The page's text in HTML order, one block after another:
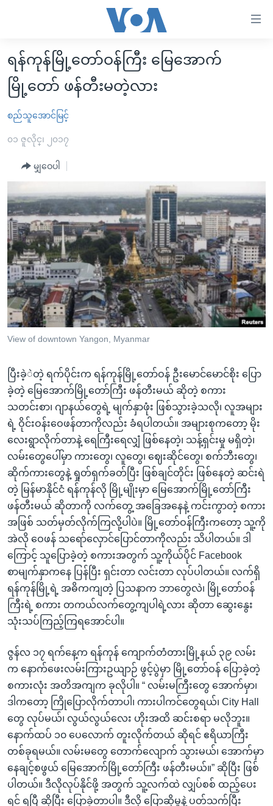
လွယ်ကူ
စေ
သည့်
Link
များ
သို့
ကျော်
ကြည့်
ရန်
ပင်မ
အ
ညွန်း
စာမျက်နှာ
သို့
ကျော်
ရန်
ရှာဖွေ
ရန်
နေရာ
သို့
ကျော်
ရန်
မူလစာမျက်နှာ
မြန်မာ
ကမ္ဘာ့သတင်းများ
တရုတ်
အစ္စရေး-ပါလက်စတိုင်း
ရပ်ဝန်းတခု လမ်းတခု အလွန်
အင်္ဂလိပ်စာလေ့လာမယ်
အမေရိကန်သုံးအီဒီယံ
မကြေးမုံရဲ့ အင်္ဂလိပ်စာ
ရုပ်ရှင်ထဲက အင်္ဂလိပ်စာ
သုတပဒေသာ အင်္ဂလိပ်စာ
အပတ်စဉ်ကဏ္ဍများ
ရေဒီယို
တီဗွီ
ရေဒီယိုနှင့်ရုပ်သံ အချက်အလက်များ
ရေဒီယို/တီဗွီအစီအစဉ်
Learning English
ဗွီအိုအေ လူမှုကွန်ယက်များ
ဘာသာစကားများ
ရန်ကုန်မြို့တော်ဝန်ကြီး မြေအောက်
မြို့တော် ဖန်တီးမတဲ့လား
စည်သူအောင်မြင့်
၀၁ ဇူလိုင္၊ ၂၀၁၇
မျှဝေပါ
View of downtown Yangon, Myanmar
ပြီးခဲ့ဲတဲ့ ရက်ပိုင်းက ရန်ကုန်မြို့တော်ဝန် ဦးမောင်မောင်စိုး ပြော
ခဲ့တဲ့ မြေအောက်မြို့တော်ကြီး ဖန်တီးမယ် ဆိုတဲ့ စကား
သတင်းစာ၊ ဂျာနယ်တွေရဲ့ မျက်နှာဖုံး ဖြစ်သွားခဲ့သလို၊ လူအများ
ရဲ့ ဝိုင်းဝန်းဝေဖန်တာကိုလည်း ခံရပါတယ်။ အများစုကတော့ မိုး
လေးရွာလိုက်တာနဲ့ ရေကြီးရေလျှံ ဖြစ်နေတဲ့၊ သန့်ရှင်းမှု မရှိတဲ့၊
လမ်းတွေပေါ်မှာ ကားတွေ၊ လူတွေ၊ ဈေးဆိုင်တွေ၊ စက်ဘီးတွေ၊
ဆိုက်ကားတွေနဲ့ ရှုတ်ရှက်ခတ်ပြီး ဖြစ်ချင်တိုင်း ဖြစ်နေတဲ့ ဆင်းရဲ
တဲ့ မြန်မာနိုင်ငံ ရန်ကုန်လို မြို့မျိုးမှာ မြေအောက်မြို့တော်ကြီး
ဖန်တီးမယ် ဆိုတာကို လက်တွေ့ အခြေအနေနဲ့ ကင်းကွာတဲ့ စကား
အဖြစ် သတ်မှတ်လိုက်ကြလို့ပါပဲ။ မြို့တော်ဝန်ကြီးကတော့ သူ့ကို
အဲလို ဝေဖန် သရော်လှောင်ပြောင်တာကိုလည်း သိပါတယ်။ ဒါ
ကြောင့် သူပြောခဲ့တဲ့ စကားအတွက် သူ့ကိုယ်ပိုင် Facebook
စာမျက်နှာကနေ ပြန်ပြီး ရှင်းတာ လင်းတာ လုပ်ပါတယ်။ လက်ရှိ
ရန်ကုန်မြို့ရဲ့ အဓိကကျတဲ့ ပြသနာက ဘာတွေလဲ၊ မြို့တော်ဝန်
ကြီးရဲ့ စကား တကယ်လက်တွေ့ကျပါရဲ့လား ဆိုတာ ဆွေးနွေး
သုံးသပ်ကြည့်ကြရအောင်ပါ။
ဇွန်လ ၁၇ ရက်နေ့က ရန်ကုန် ကျောက်တံတားမြို့နယ် ၃၉ လမ်း
က နောက်ဖေးလမ်းကြားဥယျာဉ် ဖွင့်ပွဲမှာ မြို့တော်ဝန် ပြောခဲ့တဲ့
စကားလုံး အတိအကျက ခုလိုပါ။ “ လမ်းမကြီးတွေ အောက်မှာ၊
ဒါကတော့ ကြိုပြောလိုက်တာပါ၊ ကားပါကင်တွေရယ်၊ City Hall
တွေ လုပ်မယ်၊ လွယ်လွယ်လေး ဟိုးအထိ ဆင်းစရာ မလိုဘူး။
နောက်ထပ် ၁၀ ပေလောက် တူးလိုက်တယ် ဆိုရင် ဧရိယာကြီး
တစ်ခုရမယ်။ လမ်းမတွေ တောက်လျောက် သွားမယ်၊ အောက်မှာ
နေချင့်စဖွယ် မြေအောက်မြို့တော်ကြီး ဖန်တီးမယ်။” ဆိုပြီး ဖြစ်
ပါတယ်။ ဒီလိုလုပ်နိုင်ဖို့ အတွက် သူ့လက်ထဲ လျှပ်စစ် ထည့်ပေး
ရင် ရပြီ ဆိုပြီး ပြောခဲ့တာပါ။ ဒီလို ပြောဆိုမှုနဲ့ ပတ်သက်ပြီး